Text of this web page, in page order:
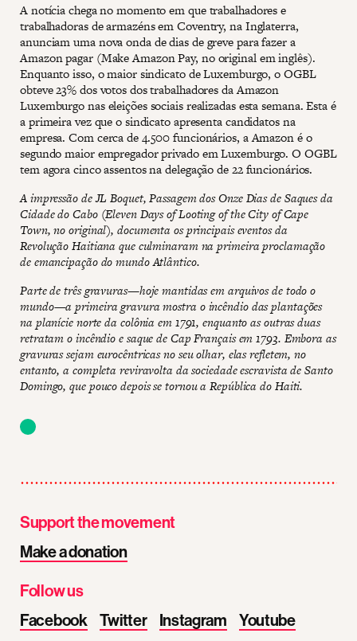
A notícia chega no momento em que trabalhadores e
trabalhadoras de armazéns em Coventry, na Inglaterra,
anunciam uma nova onda de dias de greve para fazer a
Amazon pagar (Make Amazon Pay, no original em inglês).
Enquanto isso, o maior sindicato de Luxemburgo, o OGBL
obteve 23% dos votos dos trabalhadores da Amazon
Luxemburgo nas eleições sociais realizadas esta semana. Esta é
a primeira vez que o sindicato apresenta candidatos na
empresa. Com cerca de 4.500 funcionários, a Amazon é o
segundo maior empregador privado em Luxemburgo. O OGBL
tem agora cinco assentos na delegação de 22 funcionários.
A impressão de JL Boquet, Passagem dos Onze Dias de Saques da
Cidade do Cabo (Eleven Days of Looting of the City of Cape
Town, no original), documenta os principais eventos da
Revolução Haitiana que culminaram na primeira proclamação
de emancipação do mundo Atlântico.
Parte de três gravuras—hoje mantidas em arquivos de todo o
mundo—a primeira gravura mostra o incêndio das plantações
na planície norte da colônia em 1791, enquanto as outras duas
retratam o incêndio e saque de Cap Français em 1793. Embora as
gravuras sejam eurocêntricas no seu olhar, elas refletem, no
entanto, a completa reviravolta da sociedade escravista de Santo
Domingo, que pouco depois se tornou a República do Haiti.
Support the movement
Make a donation
Follow us
Facebook
Twitter Instagram Youtube